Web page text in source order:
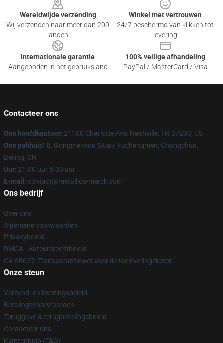
Wereldwijde verzending
Wij verzenden naar meer dan 200
landen
Winkel met vertrouwen
24/7 beschermd van klikken tot
levering
Internationale garantie
Aangeboden in het gebruiksland
100% veilige afhandeling
PayPal / MasterCard / Visa
Contacteer ons
Ons hoofdkantoor: 21100 Charlotte Ave, Nashville, TN 37203, US
Ons pakhuis18, Gongmenkou Sitiao, Fuchengmen, Changchun,
Beijing, CN
Uur: 21.00 uur 5.00 uur
E-mail : contact@metallica-merch.com
Ons bedrijf
Over ons
Algemene voorwaarden
Privacybeleid
DMCA - Auteursrechtbeleid
CA SB657: Transparantiewet voor de toeleveringsketen
Onze steun
Verzend- en leveringsbeleid
Betalingsvoorwaarden
Teruggave & terugbetalingsbeleid
Contacteer ons
Klantenhulp (FAQ)